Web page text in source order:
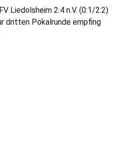
Liedolsheim 2:4 n.V. (0:1/2:2)
dritten Pokalrunde empfing